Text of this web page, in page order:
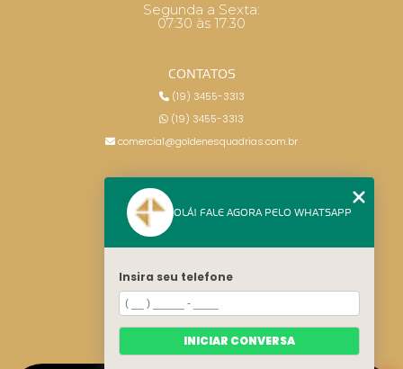
Segunda a Sexta:
07:30 às 17:30
CONTATOS
(19) 3455-3313
(19) 3455-3313
comercial@goldenesquadrias.com.br
HOME
CATEGORIAS
MAPA DO SITE
OLÁ! FALE AGORA PELO WHATSAPP
Insira seu telefone
INICIAR CONVERSA